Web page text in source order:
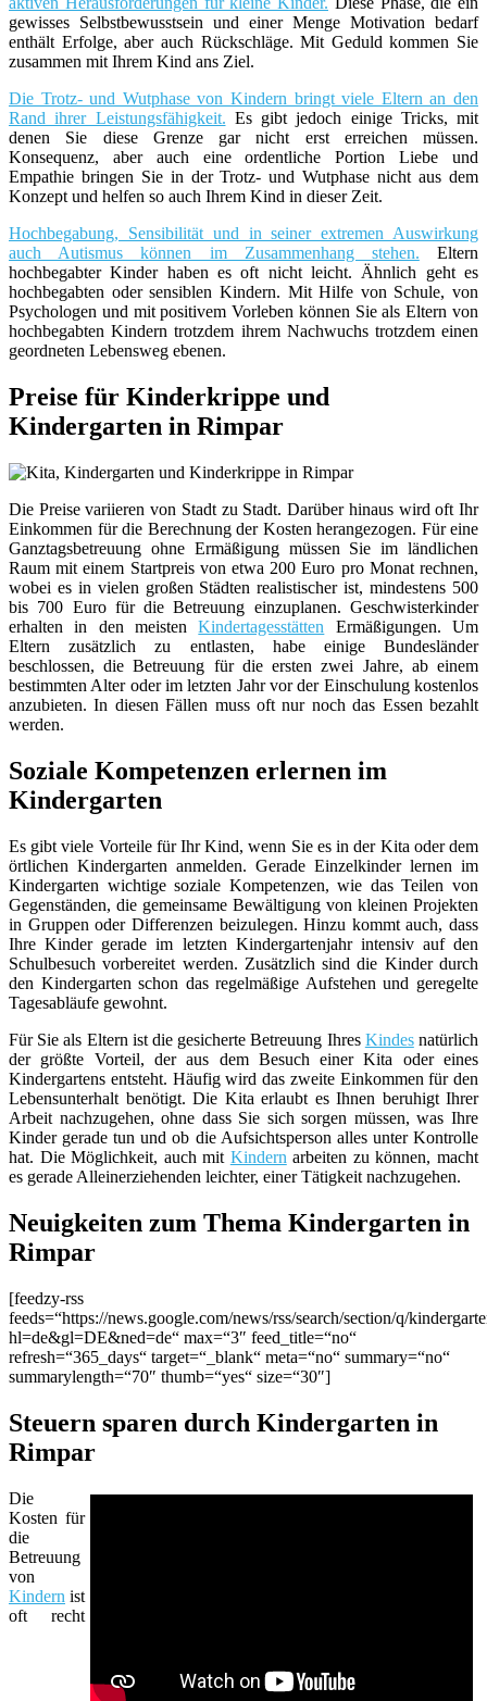
gewisses Selbstbewusstsein und einer Menge Motivation bedarf
enthält Erfolge, aber auch Rückschläge. Mit Geduld kommen Sie
zusammen mit Ihrem Kind ans Ziel.
Die Trotz- und Wutphase von Kindern bringt viele Eltern an den
Rand ihrer Leistungsfähigkeit. Es gibt jedoch einige Tricks, mit
denen Sie diese Grenze gar nicht erst erreichen müssen.
Konsequenz, aber auch eine ordentliche Portion Liebe und
Empathie bringen Sie in der Trotz- und Wutphase nicht aus dem
Konzept und helfen so auch Ihrem Kind in dieser Zeit.
Hochbegabung, Sensibilität und in seiner extremen Auswirkung
auch Autismus können im Zusammenhang stehen. Eltern
hochbegabter Kinder haben es oft nicht leicht. Ähnlich geht es
hochbegabten oder sensiblen Kindern. Mit Hilfe von Schule, von
Psychologen und mit positivem Vorleben können Sie als Eltern von
hochbegabten Kindern trotzdem ihrem Nachwuchs trotzdem einen
geordneten Lebensweg ebenen.
Preise für Kinderkrippe und
Kindergarten in Rimpar
Die Preise variieren von Stadt zu Stadt. Darüber hinaus wird oft Ihr
Einkommen für die Berechnung der Kosten herangezogen. Für eine
Ganztagsbetreuung ohne Ermäßigung müssen Sie im ländlichen
Raum mit einem Startpreis von etwa 200 Euro pro Monat rechnen,
wobei es in vielen großen Städten realistischer ist, mindestens 500
bis 700 Euro für die Betreuung einzuplanen. Geschwisterkinder
erhalten in den meistenKindertagesstätten Ermäßigungen. Um
Eltern zusätzlich zu entlasten, habe einige Bundesländer
beschlossen, die Betreuung für die ersten zwei Jahre, ab einem
bestimmten Alter oder im letzten Jahr vor der Einschulung kostenlos
anzubieten. In diesen Fällen muss oft nur noch das Essen bezahlt
werden.
Soziale Kompetenzen erlernen im
Kindergarten
Es gibt viele Vorteile für Ihr Kind, wenn Sie es in der Kita oder dem
örtlichen Kindergarten anmelden. Gerade Einzelkinder lernen im
Kindergarten wichtige soziale Kompetenzen, wie das Teilen von
Gegenständen, die gemeinsame Bewältigung von kleinen Projekten
in Gruppen oder Differenzen beizulegen. Hinzu kommt auch, dass
Ihre Kinder gerade im letzten Kindergartenjahr intensiv auf den
Schulbesuch vorbereitet werden. Zusätzlich sind die Kinder durch
den Kindergarten schon das regelmäßige Aufstehen und geregelte
Tagesabläufe gewohnt.
Für Sie als Eltern ist die gesicherte Betreuung Ihres Kindesnatürlich
der größte Vorteil, der aus dem Besuch einer Kita oder eines
Kindergartens entsteht. Häufig wird das zweite Einkommen für den
Lebensunterhalt benötigt. Die Kita erlaubt es Ihnen beruhigt Ihrer
Arbeit nachzugehen, ohne dass Sie sich sorgen müssen, was Ihre
Kinder gerade tun und ob die Aufsichtsperson alles unter Kontrolle
hat. Die Möglichkeit, auch mit Kindern arbeiten zu können, macht
es gerade Alleinerziehenden leichter, einer Tätigkeit nachzugehen.
Neuigkeiten zum Thema Kindergarten in
Rimpar
[feedzy-rss
feeds=“https://news.google.com/news/rss/search/section/q/
hl=de&gl=DE&ned=de“ max=“3″ feed_title=“no“
refresh=“365_days“ target=“_blank“ meta=“no“ summary=“no“
summarylength=“70″ thumb=“yes“ size=“30″]
Steuern sparen durch Kindergarten in
Rimpar
Die
Kosten für
die
Betreuung
von
Kindern ist
oft recht